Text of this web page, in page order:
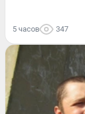
5 часов 347